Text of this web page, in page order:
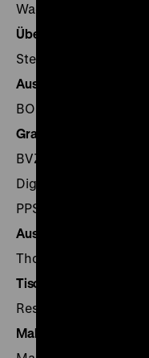
Wagner
Übersetzungen
Stephen Locke, Berlin
Ausstellungsgrafik
BOK + Gärtner
Grafikproduktion
BVZ Berliner
Digidax, Potsdam
PPS Imaging GmbH,
Ausstellungsplakat
Thoma + Schekorr,
Tischlerarbeiten
Malerarbeiten